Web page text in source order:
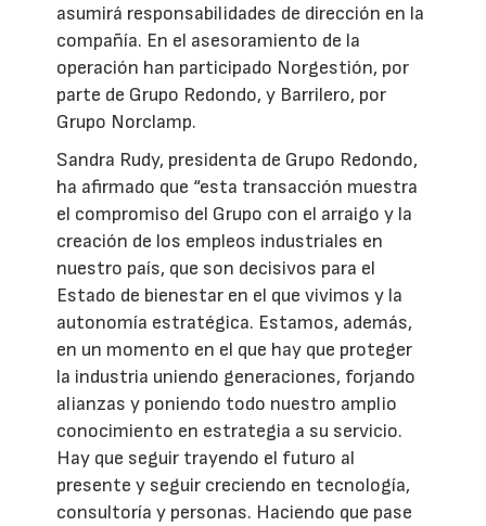
asumirá responsabilidades de dirección en la
compañía. En el asesoramiento de la
operación han participado Norgestión, por
parte de Grupo Redondo, y Barrilero, por
Grupo Norclamp.
Sandra Rudy, presidenta de Grupo Redondo,
ha afirmado que “esta transacción muestra
el compromiso del Grupo con el arraigo y la
creación de los empleos industriales en
nuestro país, que son decisivos para el
Estado de bienestar en el que vivimos y la
autonomía estratégica. Estamos, además,
en un momento en el que hay que proteger
la industria uniendo generaciones, forjando
alianzas y poniendo todo nuestro amplio
conocimiento en estrategia a su servicio.
Hay que seguir trayendo el futuro al
presente y seguir creciendo en tecnología,
consultoría y personas. Haciendo que pase